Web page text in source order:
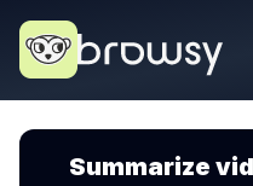
Summarize